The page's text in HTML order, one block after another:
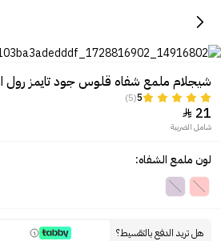
شيجلام ملمع شفاه قلوس جود تايمز رول
5
(5)
21

شامل الضريبة
لون ملمع الشفاه:
هل تريد الدفع بالتقسيط؟